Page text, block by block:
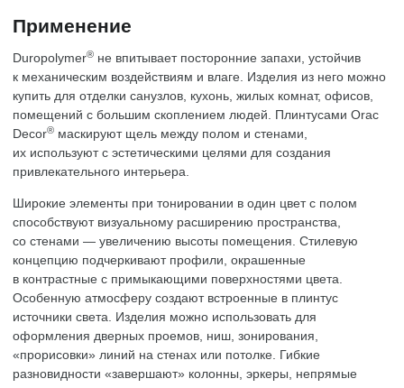
Применение
Duropolymer® не впитывает посторонние запахи, устойчив
к механическим воздействиям и влаге. Изделия из него можно
купить для отделки санузлов, кухонь, жилых комнат, офисов,
помещений с большим скоплением людей. Плинтусами Orac
Decor® маскируют щель между полом и стенами,
их используют с эстетическими целями для создания
привлекательного интерьера.
Широкие элементы при тонировании в один цвет с полом
способствуют визуальному расширению пространства,
со стенами — увеличению высоты помещения. Стилевую
концепцию подчеркивают профили, окрашенные
в контрастные с примыкающими поверхностями цвета.
Особенную атмосферу создают встроенные в плинтус
источники света. Изделия можно использовать для
оформления дверных проемов, ниш, зонирования,
«прорисовки» линий на стенах или потолке. Гибкие
разновидности «завершают» колонны, эркеры, непрямые